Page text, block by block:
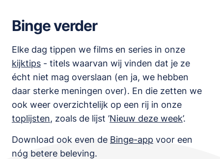
Binge verder
Elke dag tippen we films en series in onze
kijktips - titels waarvan wij vinden dat je ze
écht niet mag overslaan (en ja, we hebben
daar sterke meningen over). En die zetten we
ook weer overzichtelijk op een rij in onze
toplijsten, zoals de lijst ’Nieuw deze week’.
Download ook even de Binge-app voor een
nóg betere beleving.